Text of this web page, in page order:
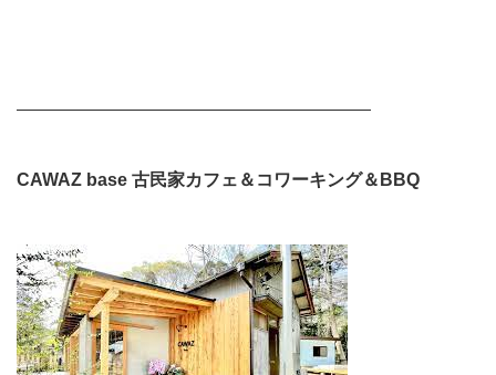
————————————————————
CAWAZ base 古民家カフェ＆コワーキング＆BBQ